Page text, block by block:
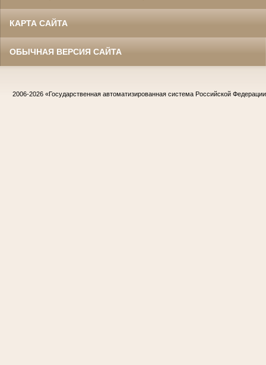
КАРТА САЙТА
ОБЫЧНАЯ ВЕРСИЯ САЙТА
2006-2026 «Государственная автоматизированная система Российской